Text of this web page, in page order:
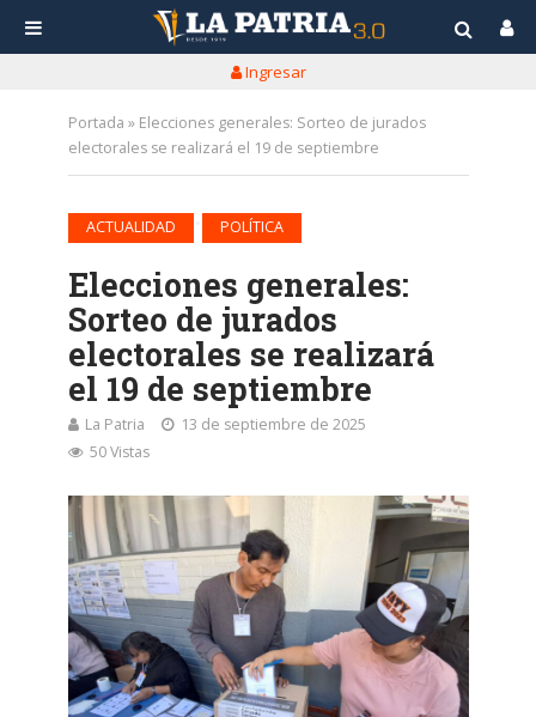
Ingresar
Portada » Elecciones generales: Sorteo de jurados
electorales se realizará el 19 de septiembre
ACTUALIDAD POLÍTICA
Elecciones generales:
Sorteo de jurados
electorales se realizará
el 19 de septiembre
La Patria
13 de septiembre de 2025
50 Vistas